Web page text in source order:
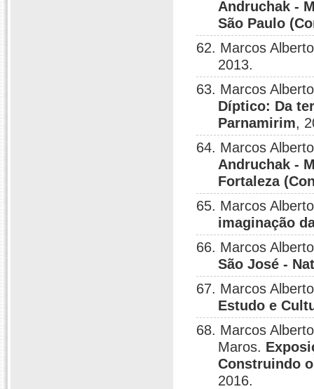
Andruchak -
São Paulo
62. Marcos
2013.
63. Marcos
Díptico: Da
Parnamirim,
64. Marcos
Andruchak -
Fortaleza
65. Marcos
imaginação
66. Marcos
São José -
67. Marcos
Estudo e
68. Marcos
Maros.
Construindo
2016.